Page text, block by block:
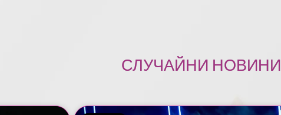
СЛУЧАЙНИ НОВИНИ